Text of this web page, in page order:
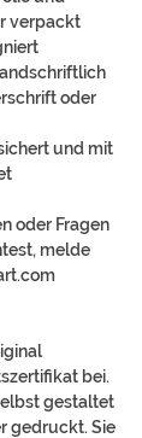
verpackt
oder
und mit
oder Fragen
melde
bei.
gestaltet
gedruckt. Sie